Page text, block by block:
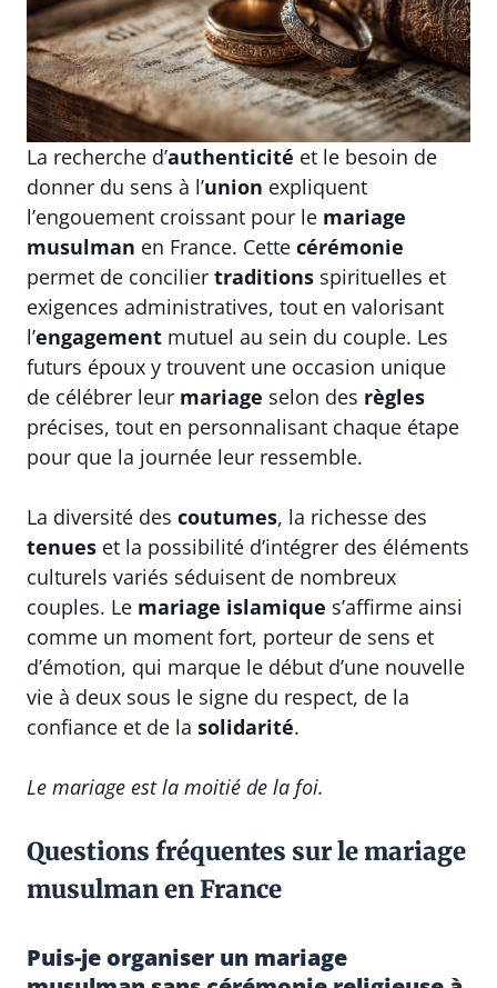
La recherche d’authenticité et le besoin de
donner du sens à l’union expliquent
l’engouement croissant pour le mariage
musulman en France. Cette cérémonie
permet de concilier traditions spirituelles et
exigences administratives, tout en valorisant
l’engagement mutuel au sein du couple. Les
futurs époux y trouvent une occasion unique
de célébrer leur mariage selon des règles
précises, tout en personnalisant chaque étape
pour que la journée leur ressemble.
La diversité des coutumes, la richesse des
tenues et la possibilité d’intégrer des éléments
culturels variés séduisent de nombreux
couples. Le mariage islamique s’affirme ainsi
comme un moment fort, porteur de sens et
d’émotion, qui marque le début d’une nouvelle
vie à deux sous le signe du respect, de la
confiance et de la solidarité.
Le mariage est la moitié de la foi.
Questions fréquentes sur le mariage
musulman en France
Puis-je organiser un mariage